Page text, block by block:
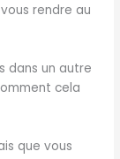
rendre au
dans un autre
cela
que vous